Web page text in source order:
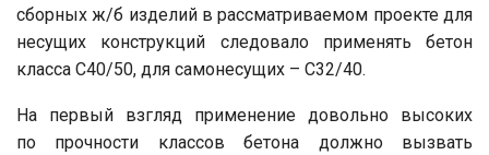
сборных ж/б изделий в рассматриваемом проекте для
несущих конструкций следовало применять бетон
класса С40/50, для самонесущих – С32/40.
На первый взгляд применение довольно высоких
по прочности классов бетона должно вызвать